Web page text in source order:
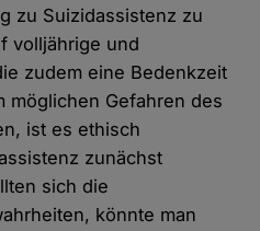
zu Suizidassistenz zu
volljährige und
zudem eine Bedenkzeit
möglichen Gefahren des
ist es ethisch
zunächst
sich die
könnte man